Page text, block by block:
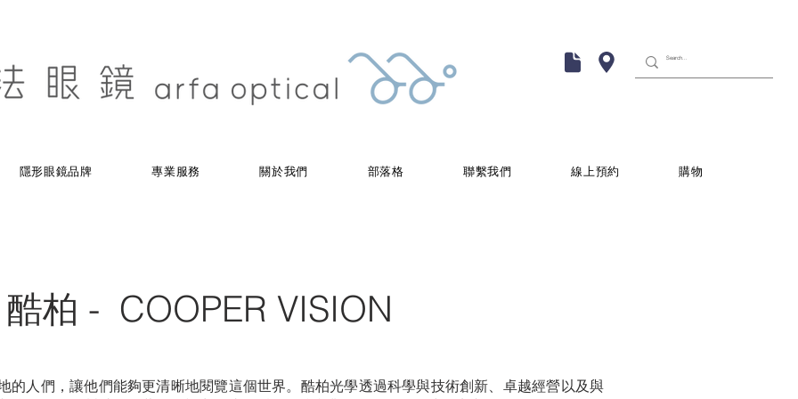
隱形眼鏡品牌 專業服務 關於我們 部落格 聯繫我們 線上預約 購物
酷柏 - COOPER VISION
的人們，讓他們能夠更清晰地閱覽這個世界。酷柏光學透過科學與技術創新、卓越經營以及與